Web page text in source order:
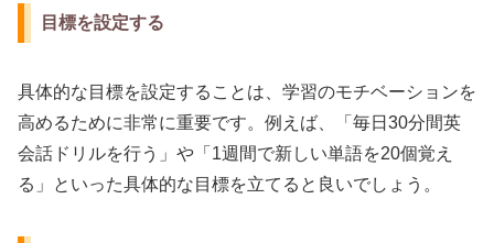
目標を設定する
具体的な目標を設定することは、学習のモチベーションを
高めるために非常に重要です。例えば、「毎日30分間英
会話ドリルを行う」や「1週間で新しい単語を20個覚え
る」といった具体的な目標を立てると良いでしょう。